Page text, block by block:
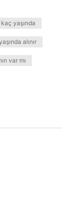
yaşında
alınır
var mı